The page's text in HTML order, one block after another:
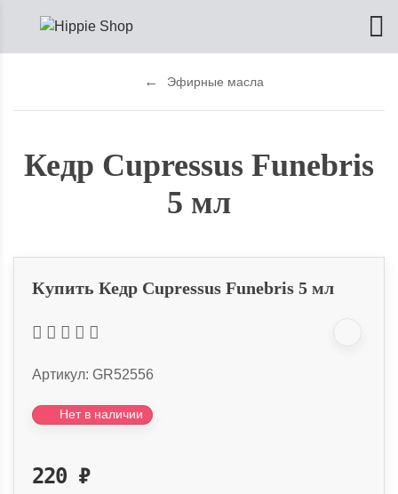
Эфирные масла
Кедр Cupressus Funebris
5 мл
Купить Кедр Cupressus Funebris 5 мл
Артикул: GR52556
Нет в наличии
220 ₽